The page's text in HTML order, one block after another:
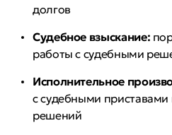
долгов
Судебное взыскание:
работы с судебными
Исполнительное
с судебными
решений